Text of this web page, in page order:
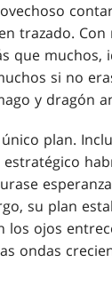
trazado. Con
que muchos,
si no
y dragón
plan.
su plan
los ojos
ondas